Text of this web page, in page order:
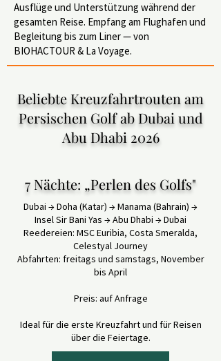
Ausflüge und Unterstützung während der
gesamten Reise. Empfang am Flughafen und
Begleitung bis zum Liner — von
BIOHACTOUR & La Voyage.
Beliebte Kreuzfahrtrouten am
Persischen Golf ab Dubai und
Abu Dhabi 2026
7 Nächte: „Perlen des Golfs"
Dubai → Doha (Katar) → Manama (Bahrain) →
Insel Sir Bani Yas → Abu Dhabi → Dubai
Reedereien: MSC Euribia, Costa Smeralda,
Celestyal Journey
Abfahrten: freitags und samstags, November
bis April
Preis: auf Anfrage
Ideal für die erste Kreuzfahrt und für Reisen
über die Feiertage.